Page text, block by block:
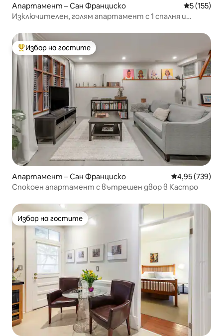
Апартамент – Сан Франциско Средна
5 (155)
Изключителен, голям апартамент с 1 спалня и
Най-популярен избор на гостите
Избор на гостите
Апартамент – Сан Франциско Средна
4,95 (739)
Спокоен апартамент с вътрешен двор в Кастро
Избор на гостите
Избор на гостите